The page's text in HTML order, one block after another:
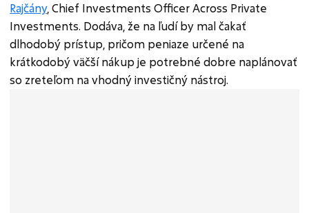
Rajčány, Chief Investments Officer Across Private
Investments. Dodáva, že na ľudí by mal čakať
dlhodobý prístup, pričom peniaze určené na
krátkodobý väčší nákup je potrebné dobre naplánovať
so zreteľom na vhodný investičný nástroj.